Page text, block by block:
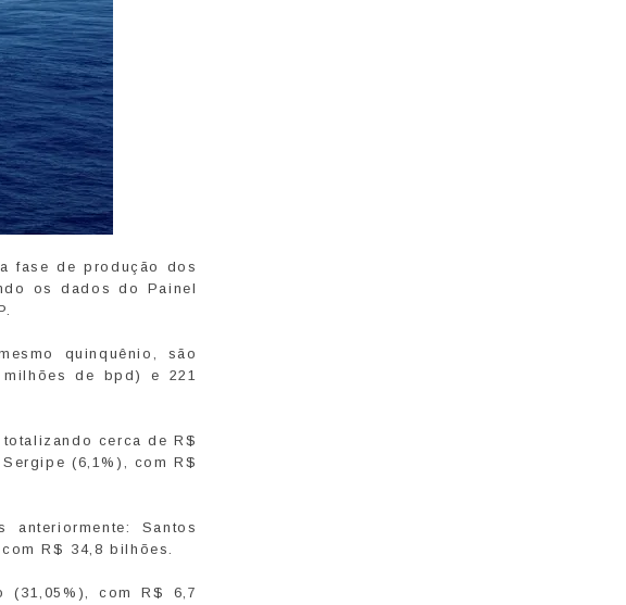
fase de produção dos
os dados do Painel
quinquênio, são
de bpd) e 221
cerca de R$
(6,1%), com R$
Santos
R$ 34,8 bilhões.
(31,05%), com R$ 6,7